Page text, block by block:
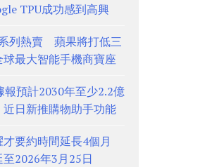
TPU成功感到高興
列熱賣 蘋果將打低三
最大智能手機商寶座
報預計2030年至少2.2億
日新推購物助手功能
才要約時間延長4個月
2026年3月25日